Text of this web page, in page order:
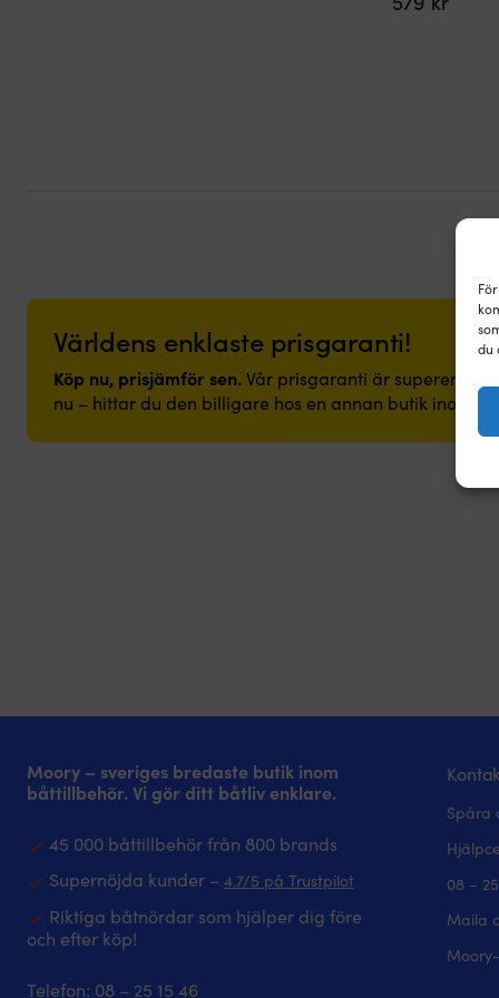
du
Världens enklaste prisgaranti!
Köp nu, prisjämför sen.Vår prisgaranti är superenkel:
nu – hittar du den billigare hos en annan butik inom
Moory – sveriges bredaste butik inom
båttillbehör. Vi gör ditt båtliv enklare.
45 000 båttillbehör från 800 brands
Supernöjda kunder – 4.7/5 på Trustpilot
Riktiga båtnördar som hjälper dig före
och efter köp!
Telefon: 08 – 25 15 46
Spåra
08 –
Maila